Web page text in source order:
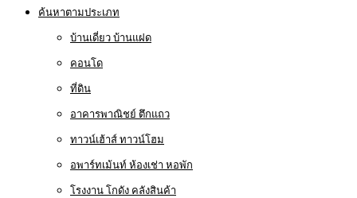
ค้นหาตามประเภท
บ้านเดี่ยว บ้านแฝด
คอนโด
ที่ดิน
อาคารพาณิชย์ ตึกแถว
ทาวน์เฮ้าส์ ทาวน์โฮม
อพาร์ทเม้นท์ ห้องเช่า หอพัก
โรงงาน โกดัง คลังสินค้า